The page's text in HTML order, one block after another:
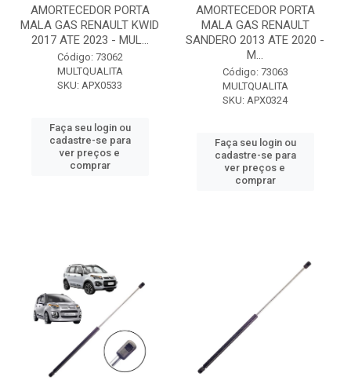
AMORTECEDOR PORTA
MALA GAS RENAULT KWID
2017 ATE 2023 - MUL...
Código: 73062
MULTQUALITA
SKU: APX0533
Faça seu login ou
cadastre-se para
ver preços e
comprar
AMORTECEDOR PORTA
MALA GAS RENAULT
SANDERO 2013 ATE 2020 -
M...
Código: 73063
MULTQUALITA
SKU: APX0324
Faça seu login ou
cadastre-se para
ver preços e
comprar